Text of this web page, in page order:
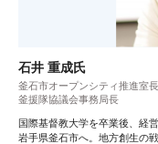
石井 重成氏
釜石市オープンシティ推進室長
釜援隊協議会事務局長
国際基督教大学を卒業後、経
岩手県釜石市へ。地方創生の